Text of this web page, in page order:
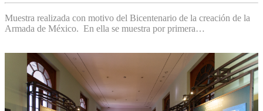
Muestra realizada con motivo del Bicentenario de la creación de la
Armada de México. En ella se muestra por primera…